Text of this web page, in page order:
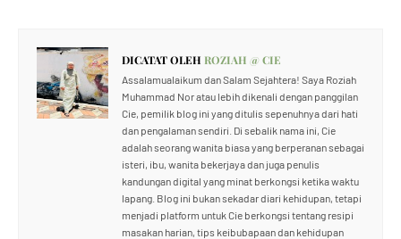
DICATAT OLEH ROZIAH @ CIE
Assalamualaikum dan Salam Sejahtera! Saya Roziah
Muhammad Nor atau lebih dikenali dengan panggilan
Cie, pemilik blog ini yang ditulis sepenuhnya dari hati
dan pengalaman sendiri. Di sebalik nama ini, Cie
adalah seorang wanita biasa yang berperanan sebagai
isteri, ibu, wanita bekerjaya dan juga penulis
kandungan digital yang minat berkongsi ketika waktu
lapang. Blog ini bukan sekadar diari kehidupan, tetapi
menjadi platform untuk Cie berkongsi tentang resipi
masakan harian, tips keibubapaan dan kehidupan